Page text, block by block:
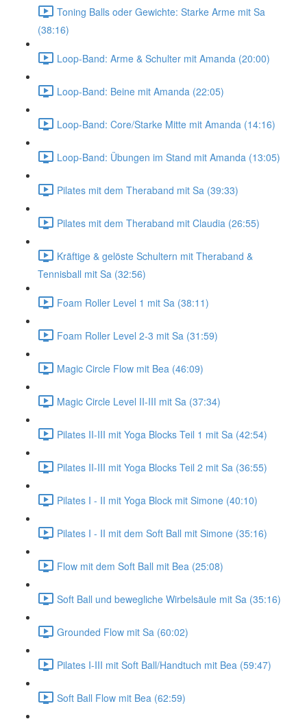
Toning Balls oder Gewichte: Starke Arme mit Sa
(38:16)
Loop-Band: Arme & Schulter mit Amanda (20:00)
Loop-Band: Beine mit Amanda (22:05)
Loop-Band: Core/Starke Mitte mit Amanda (14:16)
Loop-Band: Übungen im Stand mit Amanda (13:05)
Pilates mit dem Theraband mit Sa (39:33)
Pilates mit dem Theraband mit Claudia (26:55)
Kräftige & gelöste Schultern mit Theraband &
Tennisball mit Sa (32:56)
Foam Roller Level 1 mit Sa (38:11)
Foam Roller Level 2-3 mit Sa (31:59)
Magic Circle Flow mit Bea (46:09)
Magic Circle Level II-III mit Sa (37:34)
Pilates II-III mit Yoga Blocks Teil 1 mit Sa (42:54)
Pilates II-III mit Yoga Blocks Teil 2 mit Sa (36:55)
Pilates I - II mit Yoga Block mit Simone (40:10)
Pilates I - II mit dem Soft Ball mit Simone (35:16)
Flow mit dem Soft Ball mit Bea (25:08)
Soft Ball und bewegliche Wirbelsäule mit Sa (35:16)
Grounded Flow mit Sa (60:02)
Pilates I-III mit Soft Ball/Handtuch mit Bea (59:47)
Soft Ball Flow mit Bea (62:59)